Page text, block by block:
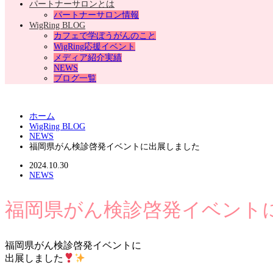
パートナーサロンとは
パートナーサロン情報
WigRing BLOG
カフェで学ぼうがんのこと
WigRing応援イベント
メディア紹介実績
NEWS
ブログ一覧
ホーム
WigRing BLOG
NEWS
福岡県がん検診啓発イベントに出展しました
2024.10.30
NEWS
福岡県がん検診啓発イベント
福岡県がん検診啓発イベントに
出展しました